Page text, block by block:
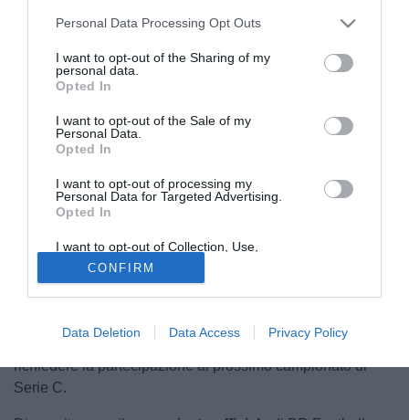
Personal Data Processing Opt Outs
I want to opt-out of the Sharing of my
personal data.
Opted In
I want to opt-out of the Sale of my
Personal Data.
Opted In
I want to opt-out of processing my
Personal Data for Targeted Advertising.
Opted In
I want to opt-out of Collection, Use,
Retention, Sale, and/or Sharing of my
Personal Data that Is Unrelated with the
Purposes for which it was collected.
Opted Out
CONFIRM
Data Deletion Data Access Privacy Policy
Arrivano tramite un comunicato ufficiale del Pontedera,
novità importanti da parte di
travagliata, conclusa al19^ postocon conseguente
retrocessione in Serie D, continuano ad essere giorni
difficili per la società che come annunciato nella nota
ufficiale, sta attraversando una fase delicata di
riorganizzazione. L'obiettivo annunciato però è quello di
richiedere la partecipazione al prossimo campionato di
Serie C.